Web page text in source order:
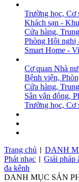
Trường học, Cơ
Khách sạn -
Cửa hàng,
Phòng Hội nghị
Smart Home -
Cơ quan Nhà
Bệnh viện,
Cửa hàng,
Sân vận động,
Trường học, Cơ
Trang chủ
DANH
Phát nhạc
Giải pháp
đa kênh
DANH MỤC SẢN